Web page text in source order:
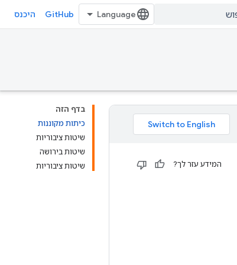
GitHub היכנס
בדף הזה
כיתות מקוננות
שיטות ציבוריות
שיטות בירושה
שיטות ציבוריות
המידע עזר לך?